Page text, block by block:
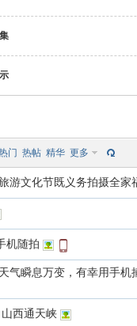
门 热帖 精华 更多
游文化节既义务拍摄全家
机随拍
气瞬息万变，有幸用手
西通天峡